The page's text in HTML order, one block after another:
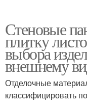
Стеновые
плитку
выбора
внешнему
Отделочные
классифицировать